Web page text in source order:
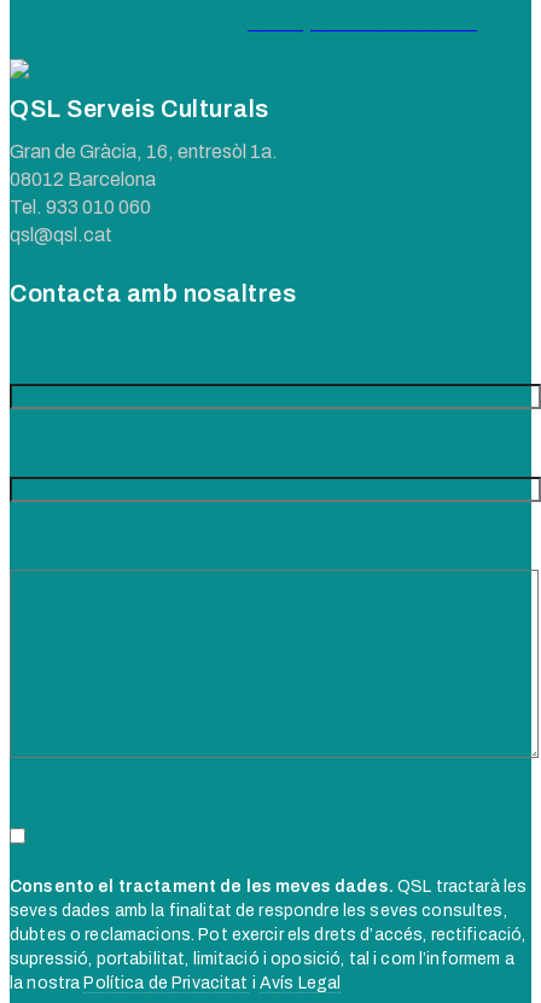
QSL Serveis Culturals
Gran de Gràcia, 16, entresòl 1a.
08012 Barcelona
Tel.933 010 060
qsl@qsl.cat
Contacta amb nosaltres
Consento el tractament de les meves dades. QSL tractarà les
seves dades amb la finalitat de respondre les seves consultes,
dubtes o reclamacions. Pot exercir els drets d’accés, rectificació,
supressió, portabilitat, limitació i oposició, tal i com l’informem a
la nostraPolítica de Privacitat i Avís Legal